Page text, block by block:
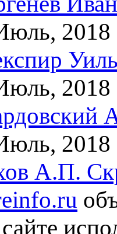
2018
2018
2018
А.П.